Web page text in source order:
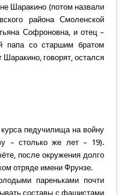
Шаракино (потом назвали
района Смоленской
Софроновна, и отец –
со старшим братом
говорят, остался
педучилища на войну
– столько же лет – 19).
после окружения долго
отряде имени Фрунзе.
пареньками почти
составы с фашистами